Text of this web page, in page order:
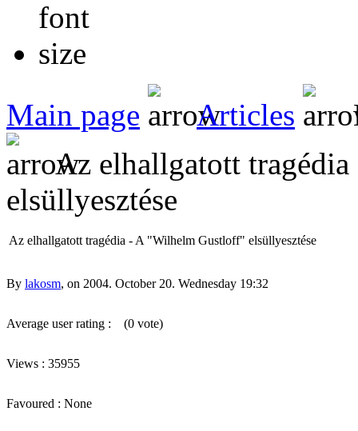
Main page Articles
Az elhallgatott
elsüllyesztése
Az elhallgatott tragédia - A "Wilhelm Gustloff" elsüllyesztése
By lakosm, on 2004. October 20. Wednesday 19:32
Average user rating : (0 vote)
Views : 35955
Favoured : None